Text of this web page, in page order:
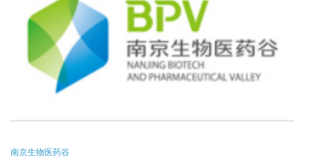
南京生物医药谷